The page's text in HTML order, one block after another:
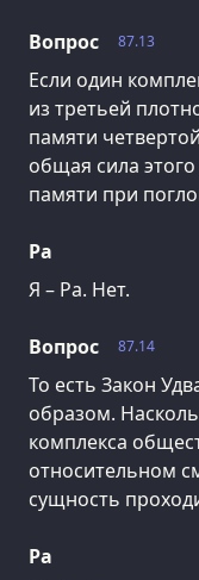
87.13
Вопрос
Если один
из третьей
памяти
общая сила
памяти при
Ра
Я – Ра. Нет.
87.14
Вопрос
То есть Закон
образом.
комплекса
относительном
сущность
Ра